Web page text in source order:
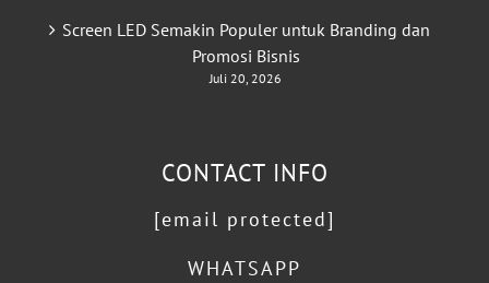
Screen LED Semakin Populer untuk Branding dan
Promosi Bisnis
Juli 20, 2026
CONTACT INFO
[email protected]
WHATSAPP